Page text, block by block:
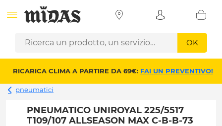
OK
RICARICA CLIMA A PARTIRE DA 69€: FAI UN PREVENTIVO!
pneumatici
PNEUMATICO UNIROYAL 225/5517
T109/107 ALLSEASON MAX C-B-B-73